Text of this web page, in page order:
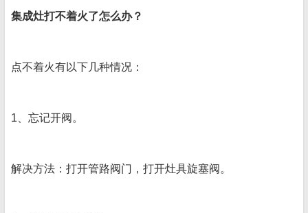
集成灶打不着火了怎么办？
点不着火有以下几种情况：
1、忘记开阀。
解决方法：打开管路阀门，打开灶具旋塞阀。